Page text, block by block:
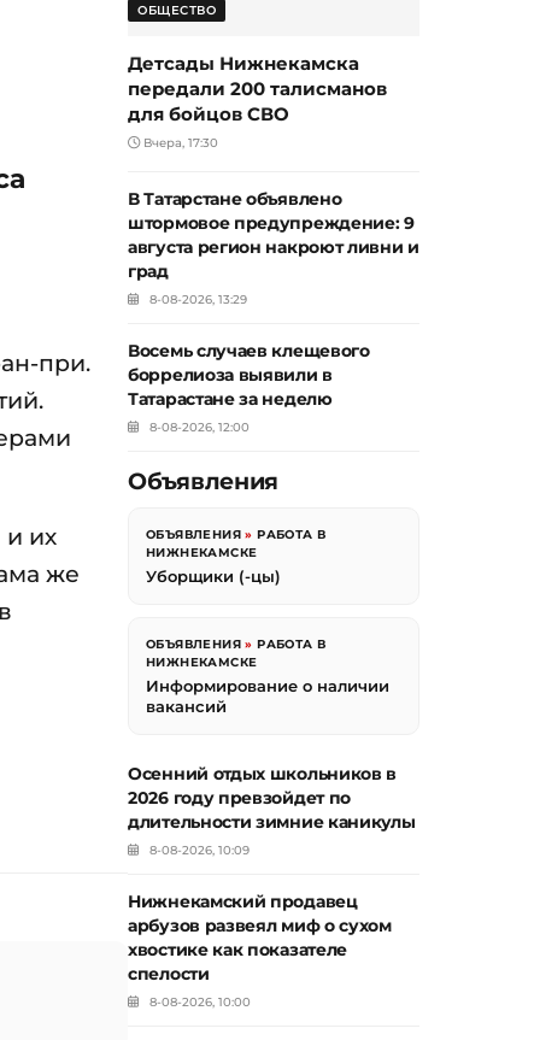
при.
и их
же
ОБЩЕСТВО
Детсады Нижнекамска
передали 200 талисманов
для бойцов СВО
Вчера, 17:30
В Татарстане объявлено
штормовое предупреждение: 9
августа регион накроют ливни и
град
8-08-2026, 13:29
Восемь случаев клещевого
боррелиоза выявили в
Татарастане за неделю
8-08-2026, 12:00
Объявления
ОБЪЯВЛЕНИЯ »РАБОТА В
НИЖНЕКАМСКЕ
Уборщики (-цы)
ОБЪЯВЛЕНИЯ »РАБОТА В
НИЖНЕКАМСКЕ
Информирование о наличии
вакансий
Осенний отдых школьников в
2026 году превзойдет по
длительности зимние каникулы
8-08-2026, 10:09
Нижнекамский продавец
арбузов развеял миф о сухом
хвостике как показателе
спелости
8-08-2026, 10:00